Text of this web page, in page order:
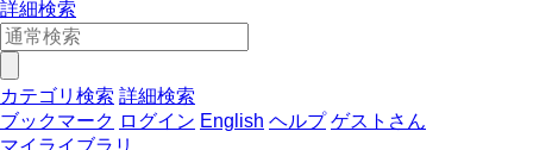
詳細検索
カテゴリ検索 詳細検索
ブックマーク ログイン English ヘルプ ゲストさん
マイライブラリ